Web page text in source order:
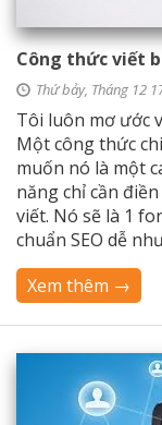
Công thức viết
Thứ bảy, Tháng 12
Tôi luôn mơ ước
Một công thức
muốn nó là một
năng chỉ cần
viết. Nó sẽ là 1
chuẩn SEO dễ
Xem thêm →